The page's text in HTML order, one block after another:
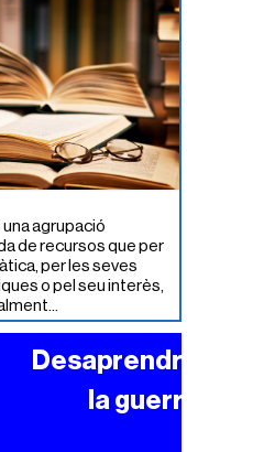
agrupació
de recursos que per
per les seves
o pel seu interès,
Desaprendre
la guerra